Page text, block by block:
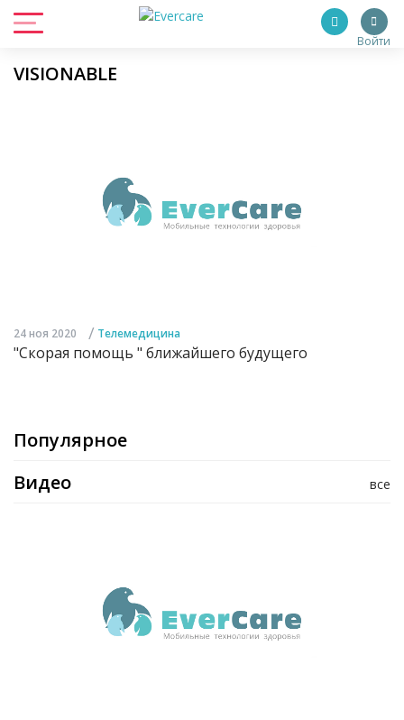
Войти
VISIONABLE
24 ноя 2020 / Телемедицина
"Скорая помощь " ближайшего будущего
Популярное
все
Видео